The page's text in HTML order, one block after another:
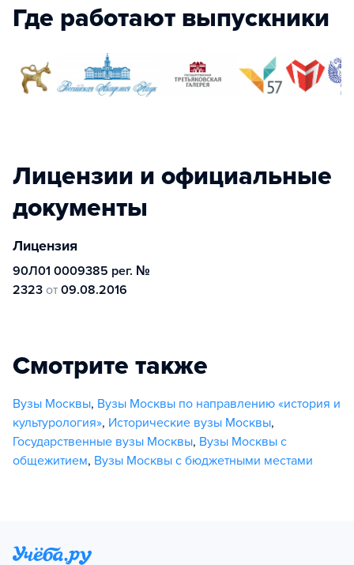
Где работают выпускники
Лицензии и официальные
документы
Лицензия
90Л01 0009385 рег. №
2323 от 09.08.2016
Смотрите также
Вузы Москвы, Вузы Москвы по направлению «история и
культурология», Исторические вузы Москвы,
Государственные вузы Москвы, Вузы Москвы с
общежитием, Вузы Москвы с бюджетными местами